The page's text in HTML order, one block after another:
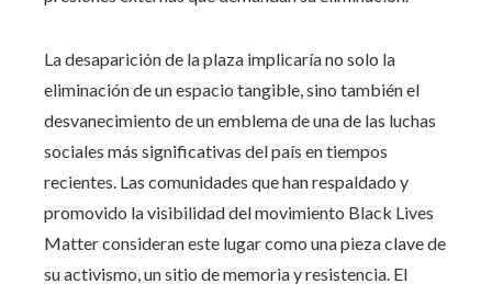
La desaparición de la plaza implicaría no solo la
eliminación de un espacio tangible, sino también el
desvanecimiento de un emblema de una de las luchas
sociales más significativas del país en tiempos
recientes. Las comunidades que han respaldado y
promovido la visibilidad del movimiento Black Lives
Matter consideran este lugar como una pieza clave de
su activismo, un sitio de memoria y resistencia. El